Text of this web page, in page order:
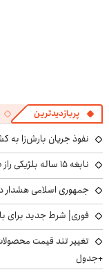
پربازدیدترین
نفوذ جریان بارش‌زا به
نابغه ۱۵ ساله بلژیکی راز طول عمر و توقف پیری انسان را کشف می‌کند؟
جمهوری اسلامی
فوری| شرط جدید برای
+جدول